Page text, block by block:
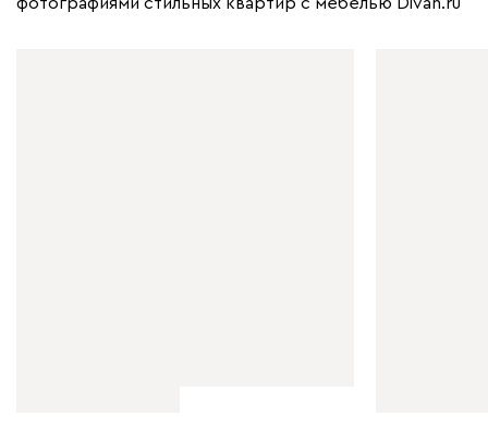
фотографиями стильных квартир с мебелью Divan.ru